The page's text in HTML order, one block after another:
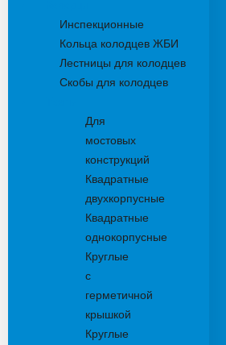
Инспекционные
Кольца колодцев ЖБИ
Лестницы для колодцев
Скобы для колодцев
Для
мостовых
конструкций
Квадратные
двухкорпусные
Квадратные
однокорпусные
Круглые
с
герметичной
крышкой
Круглые